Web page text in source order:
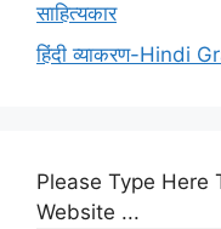
साहित्यकार
हिंदी व्याकरण-Hindi
Please Type Here
Website ...